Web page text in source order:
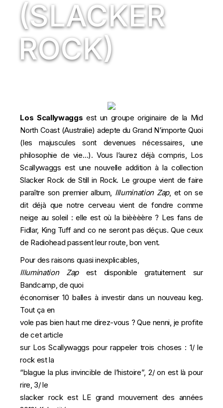
(SLACKER
ROCK)
Los Scallywaggs est un groupe originaire de la Mid
North Coast (Australie) adepte du Grand N’importe Quoi
(les majuscules sont devenues nécessaires, une
philosophie de vie…). Vous l’aurez déjà compris, Los
Scallywaggs est une nouvelle addition à la collection
Slacker Rock de Still in Rock. Le groupe vient de faire
paraître son premier album, Illumination Zap, et on se
dit déjà que notre cerveau vient de fondre comme
neige au soleil : elle est où la bièèèère ? Les fans de
Fidlar, King Tuff and co ne seront pas déçus. Que ceux
de Radiohead passent leur route, bon vent.
Pour des raisons quasi inexplicables,
Illumination Zapest disponible gratuitement sur
Bandcamp, de quoi
économiser 10 balles à investir dans un nouveau keg.
Tout ça en
vole pas bien haut me direz-vous ? Que nenni, je profite
de cet article
sur Los Scallywaggs pour rappeler trois choses : 1/ le
rock est la
“blague la plus invincible de l’histoire”, 2/ on est là pour
rire, 3/ le
slacker rock est LE grand mouvement des années